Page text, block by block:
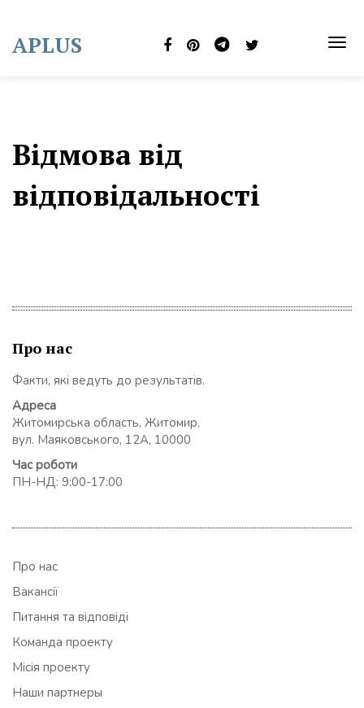
content
APLUS
Відмова від
відповідальності
Про нас
Факти, які ведуть до результатів.
Адреса
Житомирська область, Житомир,
вул. Маяковського, 12А, 10000
Час роботи
ПН-НД: 9:00-17:00
Про нас
Вакансії
Питання та відповіді
Команда проекту
Місія проекту
Наши партнеры